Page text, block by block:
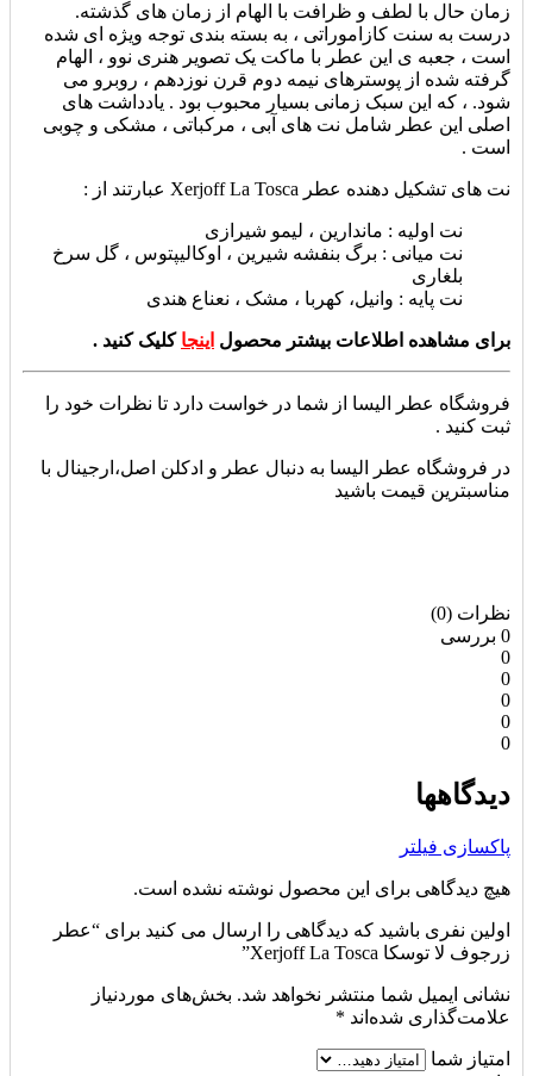
زمان حال با لطف و ظرافت با الهام از زمان های گذشته.
درست به سنت کازاموراتی ، به بسته بندی توجه ویژه ای شده
است ، جعبه ی این عطر با ماکت یک تصویر هنری نوو ، الهام
گرفته شده از پوسترهای نیمه دوم قرن نوزدهم ، روبرو می
شود. ، که این سبک زمانی بسیار محبوب بود . یادداشت های
اصلی این عطر شامل نت های آبی ، مرکباتی ، مشکی و چوبی
است .
نت های تشکیل دهنده عطر Xerjoff La Tosca عبارتند از :
نت اولیه : ماندارین ، لیمو شیرازی
نت میانی : برگ بنفشه شیرین ، اوکالیپتوس ، گل سرخ
بلغاری
نت پایه : وانیل، کهربا ، مشک ، نعناع هندی
برای مشاهده اطلاعات بیشتر محصول اینجا کلیک کنید .
فروشگاه عطر الیسا از شما در خواست دارد تا نظرات خود را
ثبت کنید .
در فروشگاه عطر الیسا به دنبال عطر و ادکلن اصل،ارجینال با
مناسبترین قیمت باشید
نظرات (0)
0 بررسی
0
0
0
0
0
دیدگاهها
پاکسازی فیلتر
هیچ دیدگاهی برای این محصول نوشته نشده است.
اولین نفری باشید که دیدگاهی را ارسال می کنید برای “عطر
زرجوف لا توسکا Xerjoff La Tosca”
نشانی ایمیل شما منتشر نخواهد شد. بخش‌های موردنیاز
علامت‌گذاری شده‌اند *
امتیاز شما